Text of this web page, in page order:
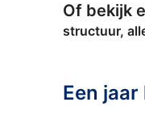
Of bekijk
structuur,
Een